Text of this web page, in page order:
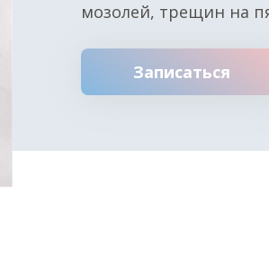
мозолей, трещин на
Записаться